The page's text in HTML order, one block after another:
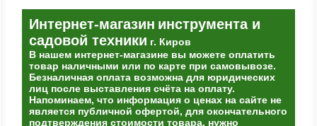
Интернет-магазин инструмента и
садовой техники г. Киров
В нашем интернет-магазине вы можете оплатить
товар наличными или по карте при самовывозе.
Безналичная оплата возможна для юридических
лиц после выставления счёта на оплату.
Напоминаем, что информация о ценах на сайте не
является публичной офертой, для окончательного
подтверждения стоимости товара, нужно